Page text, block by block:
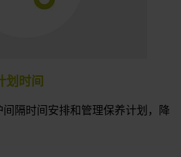
划时间
隔时间安排和管理保养计划，降